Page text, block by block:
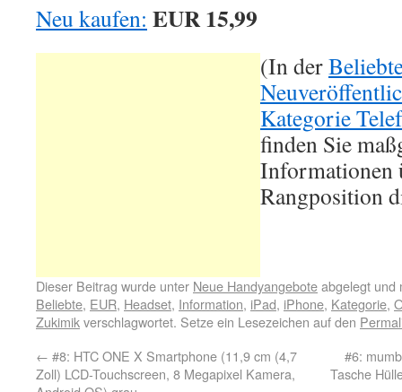
Neu kaufen: EUR 15,99
(In der
Kategorie
finden Sie
Informationen
Rangposition
Dieser Beitrag wurde unter Neue Handyangeboteabgelegt und
Beliebte, EUR, Headset, Information, iPad, iPhone, Kategorie,
Zukimikverschlagwortet. Setze ein Lesezeichen auf den
← #8: HTC ONE X Smartphone (11,9 cm (4,7
Zoll) LCD-Touchscreen, 8 Megapixel Kamera,
#6:
Tasche